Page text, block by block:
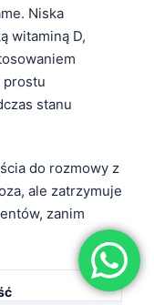
Niska
witaminą D,
prostu
stanu
do rozmowy z
ale zatrzymuje
zanim